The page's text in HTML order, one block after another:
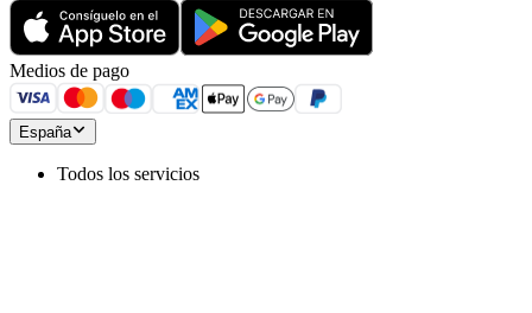
Medios de pago
España
Todos los servicios